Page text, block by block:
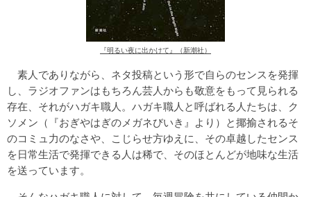
『明るい夜に出かけて』（新潮社）
素人でありながら、ネタ投稿という形で自らのセンスを発揮
し、ラジオファンはもちろん芸人からも敬意をもって見られる
存在、それがハガキ職人。ハガキ職人と呼ばれる人たちは、ク
ソメン（『おぎやはぎのメガネびいき』より）と揶揄されるそ
のコミュ力のなさや、こじらせ方ゆえに、その卓越したセンス
を日常生活で発揮できる人は稀で、そのほとんどが地味な生活
を送っています。